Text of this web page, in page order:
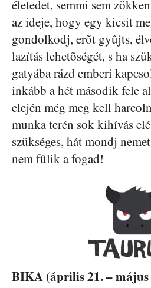
életedet, semmi sem
az ideje, hogy egy kicsit
gondolkodj, erõt gyûjts,
lazítás lehetõségét, s ha
gatyába rázd emberi
inkább a hét második fele
elején még meg kell
munka terén sok kihívás
szükséges, hát mondj
nem fûlik a fogad!
BIKA (április 21. – május